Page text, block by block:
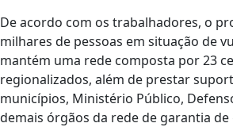
De acordo com os trabalhadores, o
milhares de pessoas em situação de
mantém uma rede composta por 23
regionalizados, além de prestar
municípios, Ministério Público,
demais órgãos da rede de garantia